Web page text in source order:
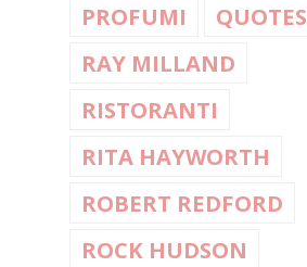
PROFUMI
QUOTES
RAY MILLAND
RISTORANTI
RITA HAYWORTH
ROBERT REDFORD
ROCK HUDSON